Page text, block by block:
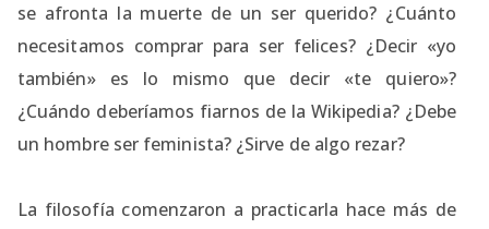
se afronta la muerte de un ser querido? ¿Cuánto
necesitamos comprar para ser felices? ¿Decir «yo
también» es lo mismo que decir «te quiero»?
¿Cuándo deberíamos fiarnos de la Wikipedia? ¿Debe
un hombre ser feminista? ¿Sirve de algo rezar?
La filosofía comenzaron a practicarla hace más de